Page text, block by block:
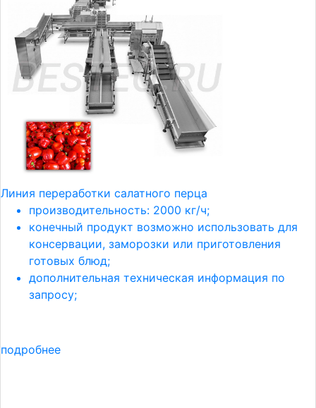
Линия переработки салатного перца
производительность: 2000 кг/ч;
конечный продукт возможно использовать для
консервации, заморозки или приготовления
готовых блюд;
дополнительная техническая информация по
запросу;
подробнее